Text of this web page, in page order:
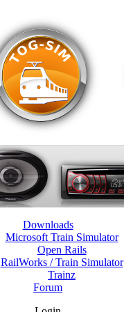
Downloads
Microsoft Train Simulator
Open Rails
RailWorks / Train Simulator
Trainz
Forum